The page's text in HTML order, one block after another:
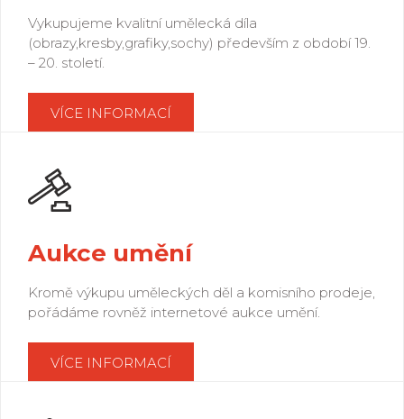
Vykupujeme kvalitní umělecká díla
(obrazy,kresby,grafiky,sochy) především z období 19.
– 20. století.
VÍCE INFORMACÍ
Aukce umění
Kromě výkupu uměleckých děl a komisního prodeje,
pořádáme rovněž internetové aukce umění.
VÍCE INFORMACÍ